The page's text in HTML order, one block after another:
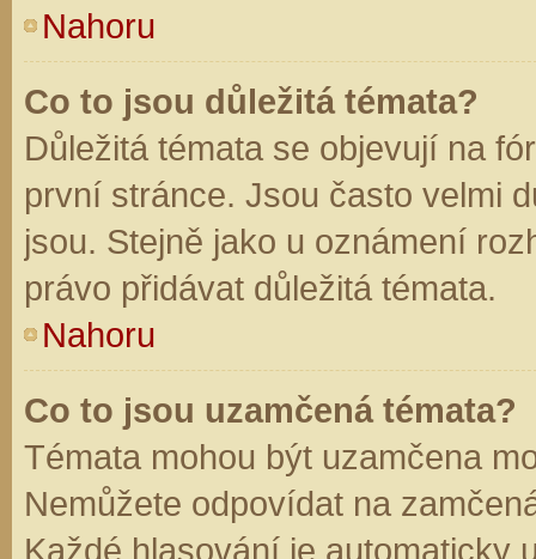
Nahoru
Co to jsou důležitá témata?
Důležitá témata se objevují na
první stránce. Jsou často velmi
jsou. Stejně jako u oznámení
právo přidávat důležitá témata.
Nahoru
Co to jsou uzamčená témata?
Témata mohou být uzamčena
Nemůžete odpovídat na
Každé hlasování je automaticky